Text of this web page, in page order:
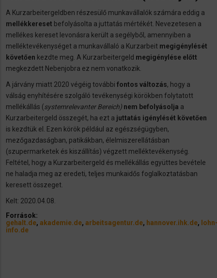
A Kurzarbeitergeldben részesülő munkavállalók számára eddig a
mellékkereset befolyásolta a juttatás mértékét. Nevezetesen a
mellékes kereset levonásra került a segélyből, amennyiben a
melléktevékenységet a munkavállaló a Kurzarbeit megigénylését
követően kezdte meg. A Kurzarbeitergeld megigénylése előtt
megkezdett Nebenjobra ez nem vonatkozik.
A járvány miatt 2020 végéig további fontos változás, hogy a
válság enyhítésére szolgáló tevékenységi körökben folytatott
mellékállás (systemrelevanter Bereich) nem befolyásolja a
Kurzarbeitergeld összegét, ha ezt a juttatás igénylését követően
is kezdtük el. Ezen körök például az egészségügyben,
mezőgazdaságban, patikákban, élelmiszerellátásban
(szupermarketek és kiszállítás) végzett melléktevékenység.
Feltétel, hogy a Kurzarbeitergeld és mellékállás együttes bevétele
ne haladja meg az eredeti, teljes munkaidős foglalkoztatásban
keresett összeget.
Kelt: 2020.04.08.
Források:
gehalt.de, akademie.de, arbeitsagentur.de, hannover.ihk.de,
info.de